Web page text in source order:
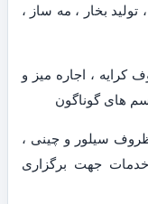
بخار ، مه ساز ،
، اجاره میز و
های گوناگون
سیلور و چینی ،
جهت برگزاری